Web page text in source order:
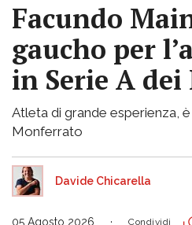
Facundo
gaucho per
in Serie A dei
Atleta di grande esperienza,
Monferrato
Davide Chicarella
05 Agosto 2026 Condividi